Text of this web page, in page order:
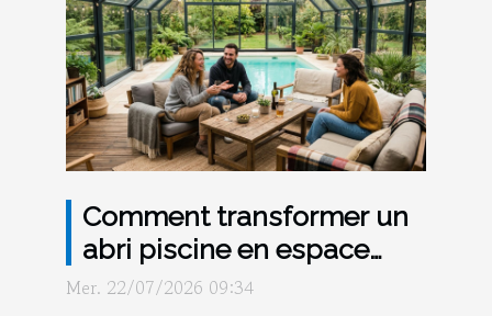
Comment transformer un
abri piscine en espace
convivial toute l’année
Mer. 22/07/2026 09:34